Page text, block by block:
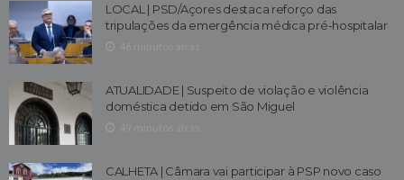
LOCAL | PSD/Açores destaca reforço das
tripulações da emergência médica pré-hospitalar
ATUALIDADE | Suspeito de violação e violência
doméstica detido em São Miguel
CALHETA | Câmara vai participar à PSP novo caso